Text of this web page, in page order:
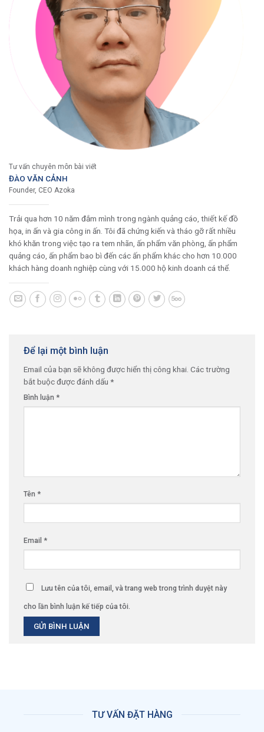
Tư vấn chuyên môn bài viết
ĐÀO VĂN CẢNH
Founder, CEO Azoka
Trải qua hơn 10 năm đắm mình trong ngành quảng cáo, thiết kế đồ
họa, in ấn và gia công in ấn. Tôi đã chứng kiến và tháo gỡ rất nhiều
khó khăn trong việc tạo ra tem nhãn, ấn phẩm văn phòng, ấn phẩm
quảng cáo, ấn phẩm bao bì đến các ấn phẩm khác cho hơn 10.000
khách hàng doanh nghiệp cùng với 15.000 hộ kinh doanh cá thể.
Để lại một bình luận
Email của bạn sẽ không được hiển thị công khai. Các trường
bắt buộc được đánh dấu *
Bình luận *
Tên *
Email *
Lưu tên của tôi, email, và trang web trong trình duyệt này
cho lần bình luận kế tiếp của tôi.
TƯ VẤN ĐẶT HÀNG